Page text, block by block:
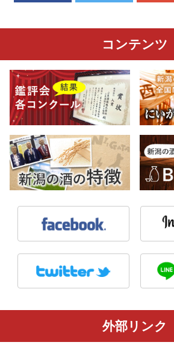
コンテンツ
外部リンク